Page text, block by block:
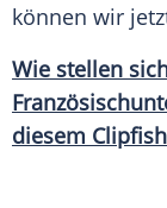
können wir
Wie stellen
diesem